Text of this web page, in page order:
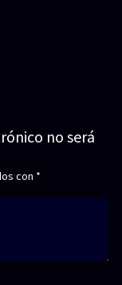
no será
con *